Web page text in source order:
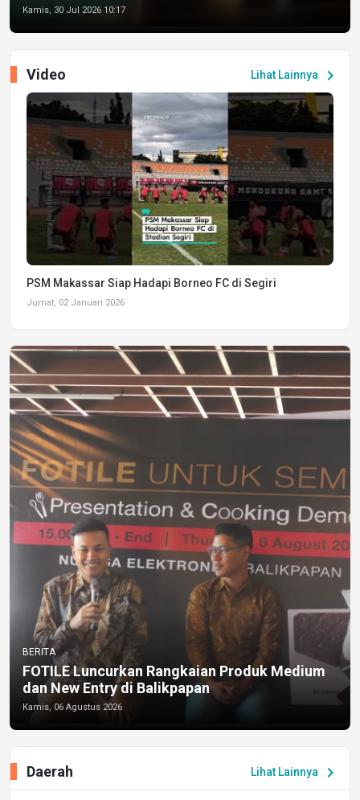
Kamis, 30 Jul 2026 10:17
Lihat Lainnya chevron_right
Video
PSM Makassar Siap Hadapi Borneo FC di Segiri
Jumat, 02 Januari 2026
BERITA
FOTILE Luncurkan Rangkaian Produk Medium
dan New Entry di Balikpapan
Kamis, 06 Agustus 2026
Lihat Lainnya chevron_right
Daerah